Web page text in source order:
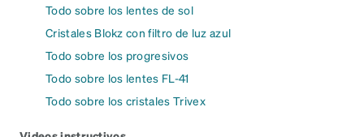
Todo sobre los lentes de sol
Cristales Blokz con filtro de luz azul
Todo sobre los progresivos
Todo sobre los lentes FL-41
Todo sobre los cristales Trivex